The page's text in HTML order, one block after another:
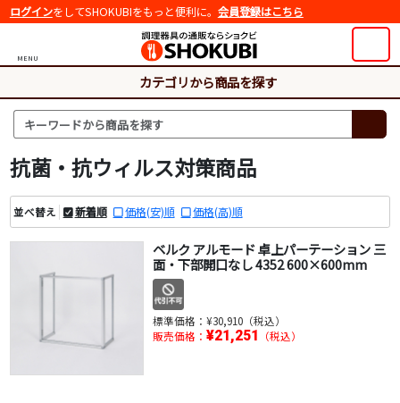
ログインをしてSHOKUBIをもっと便利に。 会員登録はこちら
MENU
カテゴリから商品を探す
抗菌・抗ウィルス対策商品
並べ替え 新着順 価格(安)順 価格(高)順
ベルク アルモード 卓上パーテーション 三
面・下部開口なし 4352 600×600mm
標準価格： ¥30,910（税込）
販売価格： ¥21,251 （税込）